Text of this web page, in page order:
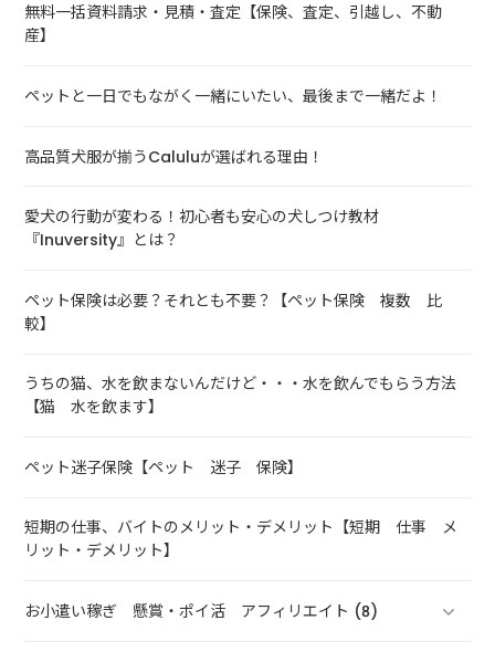
無料一括資料請求・見積・査定【保険、査定、引越し、不動
産】
ペットと一日でもながく一緒にいたい、最後まで一緒だよ！
高品質犬服が揃うCaluluが選ばれる理由！
愛犬の行動が変わる！初心者も安心の犬しつけ教材
『Inuversity』とは？
ペット保険は必要？それとも不要？【ペット保険 複数 比
較】
うちの猫、水を飲まないんだけど・・・水を飲んでもらう方法
【猫 水を飲ます】
ペット迷子保険【ペット 迷子 保険】
短期の仕事、バイトのメリット・デメリット【短期 仕事 メ
リット・デメリット】
お小遣い稼ぎ 懸賞・ポイ活 アフィリエイト (8)